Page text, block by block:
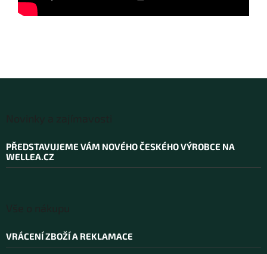
PŘEDSTAVUJEME VÁM NOVÉHO ČESKÉHO VÝROBCE NA
WELLEA.CZ
VRÁCENÍ ZBOŽÍ A REKLAMACE